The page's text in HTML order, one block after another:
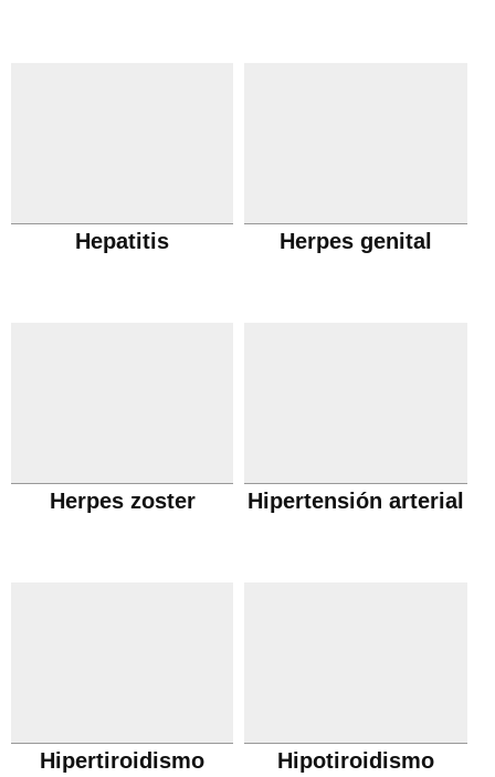
Hepatitis Herpes genital
Herpes zoster Hipertensión arterial
Hipertiroidismo Hipotiroidismo